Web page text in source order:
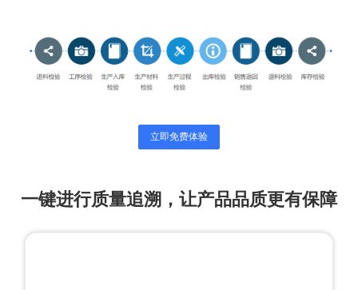
立即免费体验
一键进行质量追溯，让产品品质更有保障